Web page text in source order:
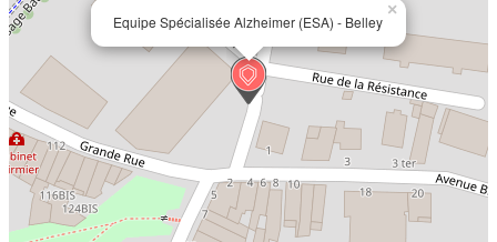
Equipe Spécialisée Alzheimer (ESA) - Belley
×